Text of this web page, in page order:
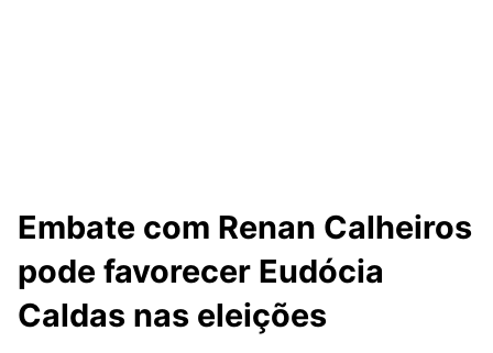
Embate com Renan Calheiros
pode favorecer Eudócia
Caldas nas eleições